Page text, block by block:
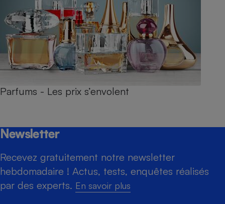
Parfums - Les prix s’envolent
Newsletter
Recevez gratuitement notre newsletter
hebdomadaire ! Actus, tests, enquêtes réalisés
par des experts. En savoir plus